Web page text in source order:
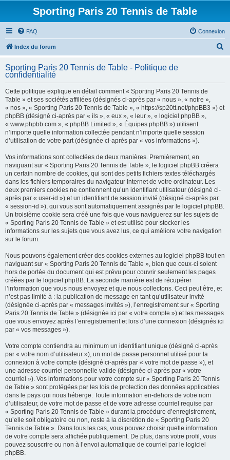
Sporting Paris 20 Tennis de Table
FAQ Connexion
Index du forum
h
Sporting Paris 20 Tennis de Table - Politique de
confidentialité
Cette politique explique en détail comment « Sporting Paris 20 Tennis de
Table » et ses sociétés affiliées (désignés ci-après par « nous », « notre »,
« nos », « Sporting Paris 20 Tennis de Table », « https://sp20tt.net/phpBB3 ») et
phpBB (désigné ci-après par « ils », « eux », « leur », « logiciel phpBB »,
« www.phpbb.com », « phpBB Limited », « Équipes phpBB ») utilisent
n’importe quelle information collectée pendant n’importe quelle session
d’utilisation de votre part (désignée ci-après par « vos informations »).
Vos informations sont collectées de deux manières. Premièrement, en
naviguant sur « Sporting Paris 20 Tennis de Table », le logiciel phpBB créera
un certain nombre de cookies, qui sont des petits fichiers textes téléchargés
dans les fichiers temporaires du navigateur Internet de votre ordinateur. Les
deux premiers cookies ne contiennent qu’un identifiant utilisateur (désigné ci-
après par « user-id ») et un identifiant de session invité (désigné ci-après par
« session-id »), qui vous sont automatiquement assignés par le logiciel phpBB.
Un troisième cookie sera créé une fois que vous naviguerez sur les sujets de
« Sporting Paris 20 Tennis de Table » et est utilisé pour stocker les
informations sur les sujets que vous avez lus, ce qui améliore votre navigation
sur le forum.
Nous pouvons également créer des cookies externes au logiciel phpBB tout en
naviguant sur « Sporting Paris 20 Tennis de Table », bien que ceux-ci soient
hors de portée du document qui est prévu pour couvrir seulement les pages
créées par le logiciel phpBB. La seconde manière est de récupérer
l’information que vous nous envoyez et que nous collectons. Ceci peut être, et
n’est pas limité à : la publication de message en tant qu’utilisateur invité
(désignée ci-après par « messages invités »), l’enregistrement sur « Sporting
Paris 20 Tennis de Table » (désignée ici par « votre compte ») et les messages
que vous envoyez après l’enregistrement et lors d’une connexion (désignés ici
par « vos messages »).
Votre compte contiendra au minimum un identifiant unique (désigné ci-après
par « votre nom d’utilisateur »), un mot de passe personnel utilisé pour la
connexion à votre compte (désigné ci-après par « votre mot de passe »), et
une adresse courriel personnelle valide (désignée ci-après par « votre
courriel »). Vos informations pour votre compte sur « Sporting Paris 20 Tennis
de Table » sont protégées par les lois de protection des données applicables
dans le pays qui nous héberge. Toute information en-dehors de votre nom
d’utilisateur, de votre mot de passe et de votre adresse courriel requise par
« Sporting Paris 20 Tennis de Table » durant la procédure d’enregistrement,
qu’elle soit obligatoire ou non, reste à la discrétion de « Sporting Paris 20
Tennis de Table ». Dans tous les cas, vous pouvez choisir quelle information
de votre compte sera affichée publiquement. De plus, dans votre profil, vous
pouvez souscrire ou non à l’envoi automatique de courriel par le logiciel
phpBB.